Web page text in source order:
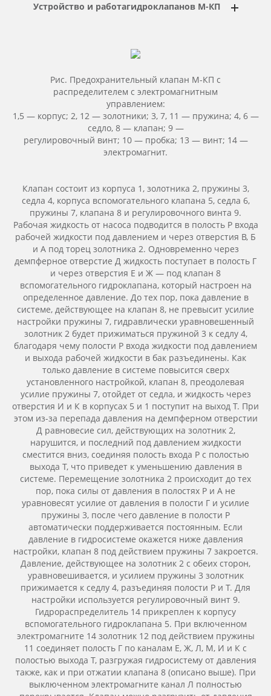
Устройство и работагидроклапанов М-КП
Рис. Предохранительный клапан М-КП с
распределителем с электромагнитным
управлением:
1,5 — корпус; 2, 12 — золотники; 3, 7, 11 — пружина; 4, 6 —
седло, 8 — клапан; 9 —
регулировочный винт; 10 — пробка; 13 — винт; 14 —
электромагнит.
Клапан состоит из корпуса 1, золотника 2, пружины 3,
седла 4, корпуса вспомогательного клапана 5, седла 6,
пружины 7, клапана 8 и регулировочного винта 9.
Рабочая жидкость от насоса подводится в полость Р входа
рабочей жидкости под давлением и через отверстия В, Б
и А под торец золотника 2. Одновременно через
демпферное отверстие Д жидкость поступает в полость Г
и через отверстия Е и Ж — под клапан 8
вспомогательного гидроклапана, который настроен на
определенное давление. До тех пор, пока давление в
системе, действующее на клапан 8, не превысит усилие
настройки пружины 7, гидравлически уравновешенный
золотник 2 будет прижиматься пружиной 3 к седлу 4,
благодаря чему полости Р входа жидкости под давлением
и выхода рабочей жидкости в бак разъединены. Как
только давление в системе повысится сверх
установленного настройкой, клапан 8, преодолевая
усилие пружины 7, отойдет от седла, и жидкость через
отверстия И и К в корпусах 5 и 1 поступит на выход Т. При
этом из-за перепада давления на демпферном отверстии
Д равновесие сил, действующих на золотник 2,
нарушится, и последний под давлением жидкости
сместится вниз, соединяя полость входа Р с полостью
выхода Т, что приведет к уменьшению давления в
системе. Перемещение золотника 2 происходит до тех
пор, пока силы от давления в полостях Р и А не
уравновесят усилие от давления в полости Г и усилие
пружины 3, после чего давление в полости Р
автоматически поддерживается постоянным. Если
давление в гидросистеме окажется ниже давления
настройки, клапан 8 под действием пружины 7 закроется.
Давление, действующее на золотник 2 с обеих сторон,
уравновешивается, и усилием пружины 3 золотник
прижимается к седлу 4, разъединяя полости Р и Т. Для
настройки используется регулировочный винт 9.
Гидрораспределитель 14 прикреплен к корпусу
вспомогательного гидроклапана 5. При включенном
электромагните 14 золотник 12 под действием пружины
11 соединяет полость Г по каналам Е, Ж, Л, М, И и К с
полостью выхода Т, разгружая гидросистему от давления
также, как и при отжатии клапана 8 (описано выше). При
выключенном электромагните канал Л полностью